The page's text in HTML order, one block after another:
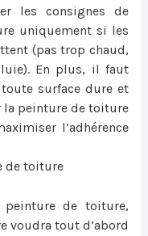
les consignes de
uniquement si les
(pas trop chaud,
En plus, il faut
surface dure et
la peinture de toiture
l’adhérence
de toiture
de toiture,
voudra tout d’abord